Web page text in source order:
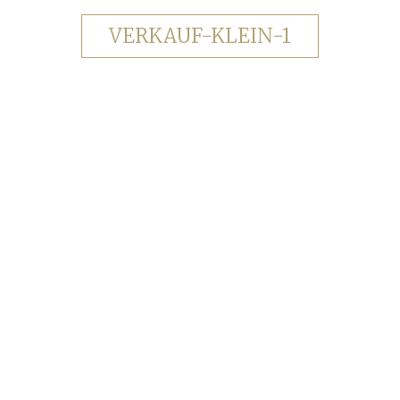
VERKAUF-KLEIN-1